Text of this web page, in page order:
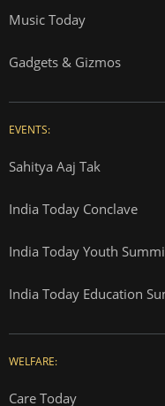
Music Today
Gadgets & Gizmos
EVENTS:
Sahitya Aaj Tak
India Today Conclave
India Today Youth
India Today Education
WELFARE:
Care Today